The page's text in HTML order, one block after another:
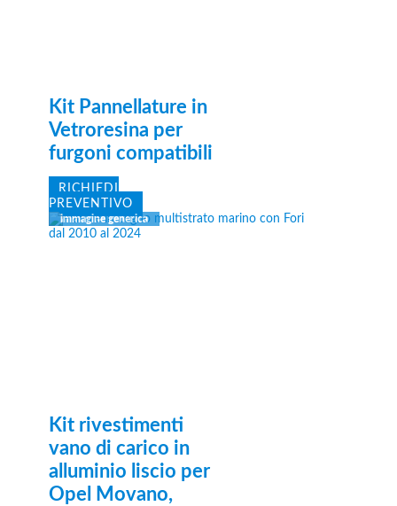
Kit Pannellature in
Vetroresina per
furgoni compatibili
RICHIEDI
PREVENTIVO
Kit rivestimenti
vano di carico in
alluminio liscio per
Opel Movano,